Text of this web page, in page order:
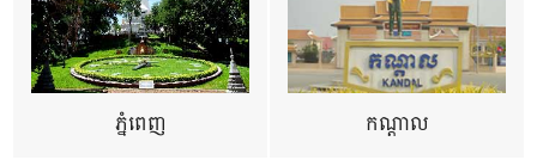
ភ្នំពេញ កណ្តាល